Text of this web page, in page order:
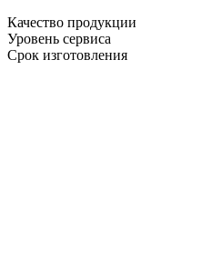
Качество продукции
Уровень сервиса
Срок изготовления